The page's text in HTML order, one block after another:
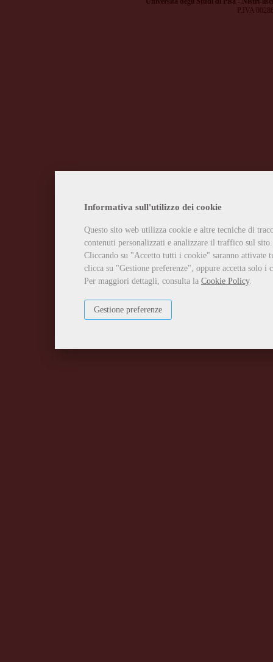
Informativa sull'utilizzo dei cookie
Questo sito web utilizza cookie e altre tecniche di
contenuti personalizzati e analizzare il traffico sul sito.
Cliccando su "Accetto tutti i cookie" saranno attivate
clicca su "Gestione preferenze", oppure accetta solo
Per maggiori dettagli, consulta la Cookie Policy.
Gestione preferenze
P.IVA